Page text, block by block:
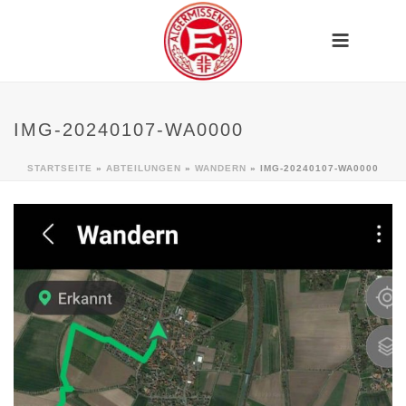
IMG-20240107-WA0000
STARTSEITE » ABTEILUNGEN » WANDERN » IMG-20240107-WA0000